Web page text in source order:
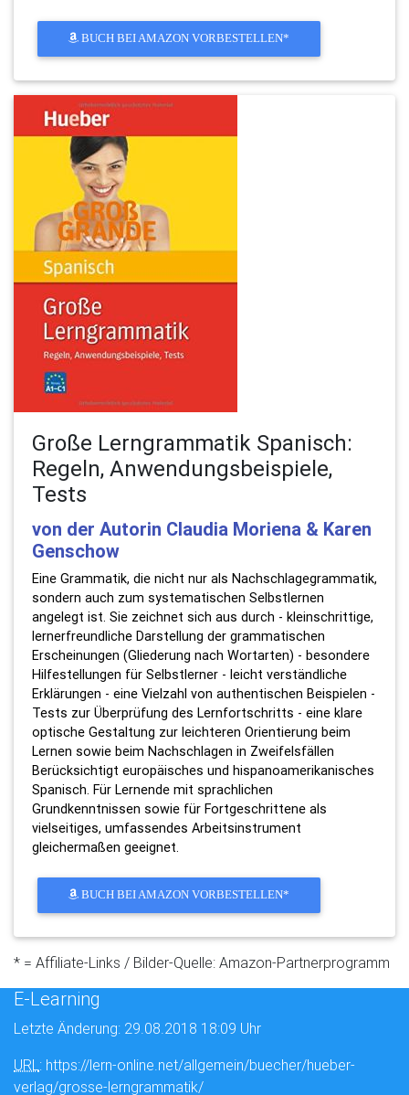
BUCH BEI AMAZON VORBESTELLEN*
Große Lerngrammatik Spanisch:
Regeln, Anwendungsbeispiele,
Tests
von der Autorin Claudia Moriena & Karen
Genschow
Eine Grammatik, die nicht nur als Nachschlagegrammatik,
sondern auch zum systematischen Selbstlernen
angelegt ist. Sie zeichnet sich aus durch - kleinschrittige,
lernerfreundliche Darstellung der grammatischen
Erscheinungen (Gliederung nach Wortarten) - besondere
Hilfestellungen für Selbstlerner - leicht verständliche
Erklärungen - eine Vielzahl von authentischen Beispielen -
Tests zur Überprüfung des Lernfortschritts - eine klare
optische Gestaltung zur leichteren Orientierung beim
Lernen sowie beim Nachschlagen in Zweifelsfällen
Berücksichtigt europäisches und hispanoamerikanisches
Spanisch. Für Lernende mit sprachlichen
Grundkenntnissen sowie für Fortgeschrittene als
vielseitiges, umfassendes Arbeitsinstrument
gleichermaßen geeignet.
BUCH BEI AMAZON VORBESTELLEN*
* = Affiliate-Links / Bilder-Quelle: Amazon-Partnerprogramm
E-Learning
Letzte Änderung: 29.08.2018 18:09 Uhr
URL : https://lern-online.net/allgemein/buecher/hueber-
verlag/grosse-lerngrammatik/